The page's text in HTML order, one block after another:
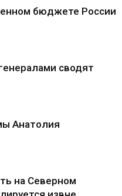
бюджете России
сводят
Анатолия
на Северном